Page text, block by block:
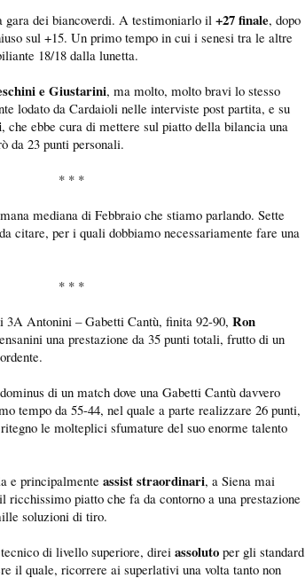
gara dei biancoverdi. A testimoniarlo il +27 finale, dopo
sul +15. Un primo tempo in cui i senesi tra le altre
18/18 dalla lunetta.
e Giustarini, ma molto, molto bravi lo stesso
lodato da Cardaioli nelle interviste post partita, e su
, che ebbe cura di mettere sul piatto della bilancia una
da 23 punti personali.
* * *
mediana di Febbraio che stiamo parlando. Sette
citare, per i quali dobbiamo necessariamente fare una
* * *
3A Antonini – Gabetti Cantù, finita 92-90, Ron
una prestazione da 35 punti totali, frutto di un
di un match dove una Gabetti Cantù davvero
tempo da 55-44, nel quale a parte realizzare 26 punti,
le molteplici sfumature del suo enorme talento
e principalmente assist straordinari, a Siena mai
ricchissimo piatto che fa da contorno a una prestazione
soluzioni di tiro.
di livello superiore, direi assoluto per gli standard
il quale, ricorrere ai superlativi una volta tanto non